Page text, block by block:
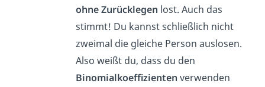
ohne Zurücklegen lost. Auch das
stimmt! Du kannst schließlich nicht
zweimal die gleiche Person auslosen.
Also weißt du, dass du den
Binomialkoeffizienten verwenden